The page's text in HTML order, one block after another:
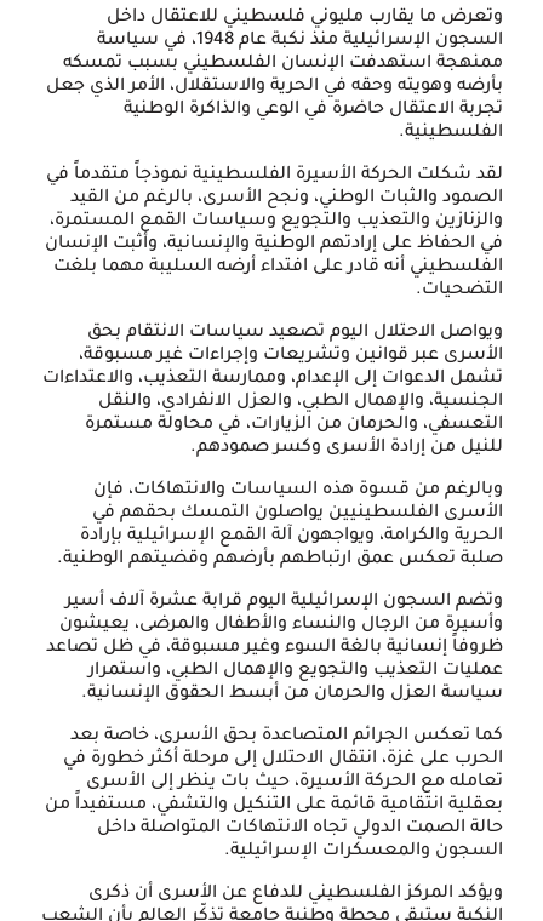
وتعرض ما يقارب مليوني فلسطيني للاعتقال داخل
السجون الإسرائيلية منذ نكبة عام 1948، في سياسة
ممنهجة استهدفت الإنسان الفلسطيني بسبب تمسكه
بأرضه وهويته وحقه في الحرية والاستقلال، الأمر الذي جعل
تجربة الاعتقال حاضرة في الوعي والذاكرة الوطنية
الفلسطينية.
لقد شكلت الحركة الأسيرة الفلسطينية نموذجاً متقدماً في
الصمود والثبات الوطني، ونجح الأسرى، بالرغم من القيد
والزنازين والتعذيب والتجويع وسياسات القمع المستمرة،
في الحفاظ على إرادتهم الوطنية والإنسانية، وأثبت الإنسان
الفلسطيني أنه قادر على افتداء أرضه السليبة مهما بلغت
التضحيات.
ويواصل الاحتلال اليوم تصعيد سياسات الانتقام بحق
الأسرى عبر قوانين وتشريعات وإجراءات غير مسبوقة،
تشمل الدعوات إلى الإعدام، وممارسة التعذيب، والاعتداءات
الجنسية، والإهمال الطبي، والعزل الانفرادي، والنقل
التعسفي، والحرمان من الزيارات، في محاولة مستمرة
للنيل من إرادة الأسرى وكسر صمودهم.
وبالرغم من قسوة هذه السياسات والانتهاكات، فإن
الأسرى الفلسطينيين يواصلون التمسك بحقهم في
الحرية والكرامة، ويواجهون آلة القمع الإسرائيلية بإرادة
صلبة تعكس عمق ارتباطهم بأرضهم وقضيتهم الوطنية.
وتضم السجون الإسرائيلية اليوم قرابة عشرة آلاف أسير
وأسيرة من الرجال والنساء والأطفال والمرضى، يعيشون
ظروفاً إنسانية بالغة السوء وغير مسبوقة، في ظل تصاعد
عمليات التعذيب والتجويع والإهمال الطبي، واستمرار
سياسة العزل والحرمان من أبسط الحقوق الإنسانية.
كما تعكس الجرائم المتصاعدة بحق الأسرى، خاصة بعد
الحرب على غزة، انتقال الاحتلال إلى مرحلة أكثر خطورة في
تعامله مع الحركة الأسيرة، حيث بات ينظر إلى الأسرى
بعقلية انتقامية قائمة على التنكيل والتشفي، مستفيداً من
حالة الصمت الدولي تجاه الانتهاكات المتواصلة داخل
السجون والمعسكرات الإسرائيلية.
ويؤكد المركز الفلسطيني للدفاع عن الأسرى أن ذكرى
النكبة ستبقى محطة وطنية جامعة تذكّر العالم بأن الشعب